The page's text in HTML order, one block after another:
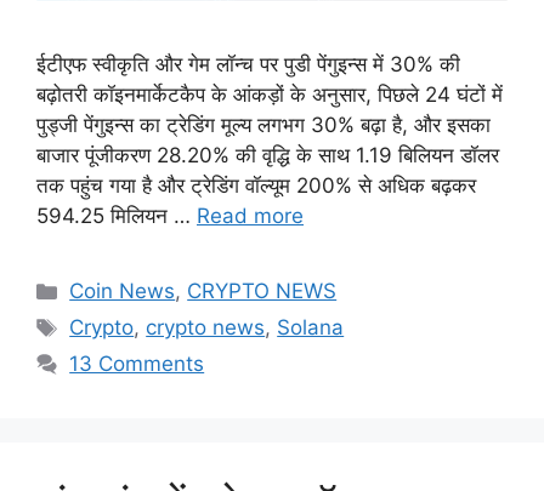
ईटीएफ स्वीकृति और गेम लॉन्च पर पुडी पेंगुइन्स में 30% की
बढ़ोतरी कॉइनमार्केटकैप के आंकड़ों के अनुसार, पिछले 24 घंटों में
पुड्जी पेंगुइन्स का ट्रेडिंग मूल्य लगभग 30% बढ़ा है, और इसका
बाजार पूंजीकरण 28.20% की वृद्धि के साथ 1.19 बिलियन डॉलर
तक पहुंच गया है और ट्रेडिंग वॉल्यूम 200% से अधिक बढ़कर
594.25 मिलियन … Read more
Categories
Coin News, CRYPTO NEWS
Tags
Crypto, crypto news, Solana
13 Comments